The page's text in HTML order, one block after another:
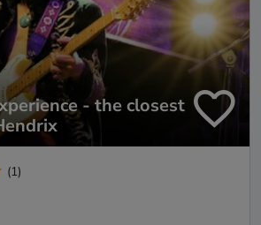
- the closest
(1)